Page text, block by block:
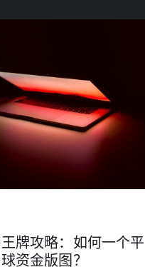
牌攻略：如何一个平
资金版图？